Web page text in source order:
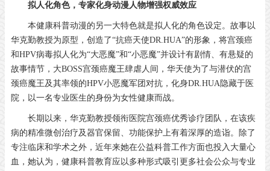
拟人化角色，专家化身动漫人物增强权威效应
本健康科普动漫的另一大特色就是拟人化的角色设定。故事以
华克勤教授为原型，创造了“抗癌天使DR.HUA”的形象，将宫颈癌
和HPV病毒拟人化为“大恶魔”和“小恶魔”并设计有剧情、有悬疑的
故事情节，大BOSS宫颈癌魔王肆虐人间，华天使为了与潜伏的宫
颈癌魔王及其率领的HPV小恶魔军团对抗，化身DR.HUA隐藏于医
院，以一名专业医生的身份为女性健康而战。
长期以来，华克勤教授领衔医院宫颈癌优秀诊疗团队，在该疾
病的精准微创治疗及器官保留、功能保护上有着深厚的造诣。除了
专注临床和学术之外，近年来她在公益科普工作方面也投入大量心
血，她认为，健康科普教育应以多种形式吸引更多社会公众与专业